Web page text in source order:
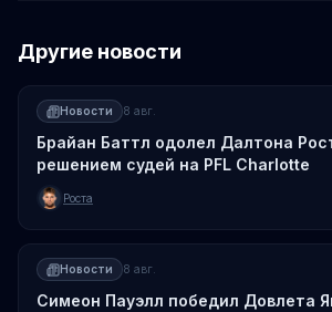
Другие новости
Новости 8 авг.
Брайан Баттл одолел Далтона
решением судей на PFL Charlotte
Роста
Новости 8 авг.
Симеон Пауэлл победил Довлета